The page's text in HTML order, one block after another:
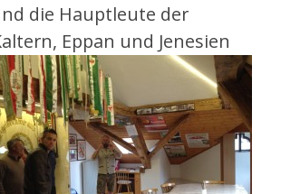
die Hauptleute der
Eppan und Jenesien